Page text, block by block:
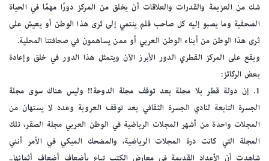
شك من العزيمة والقدرات والعلاقات أن يخلق من المركز دورًا مهمًا في الحياة
الصحفية وما يصبو إليه كل صاحب قلم ينتمي إلى ثرى هذا الوطن أو يعيش على
ثرى هذا الوطن من أبناء الوطن العربي أو ممن يساهمون في صحافتنا المحلية.
ويقع على المركز القطري الدور الأبرز الآن ويتمثل هذا الدور في خلق وإعادة
بعض الركائز:
1. إن دولة قطر بلا مجلة بعد توقف مجلة الدوحة!! وليس هناك سوى مجلة
الجسرة التابعة لنادي الجسرة الثقافي بعد توقف العروبة وعدد لا يستهان من
المجلات واحدة من أشهر المجلات الرياضية في الوطن العربي مجلة الصقر، تلك
المجلة التي كانت درة المجلات الرياضية، والمضحك المبكي في الأمر أنني
شاهدت أن الأعداد القديمة في معارض الكتب تباع بأضعاف أضعاف أثمانها..